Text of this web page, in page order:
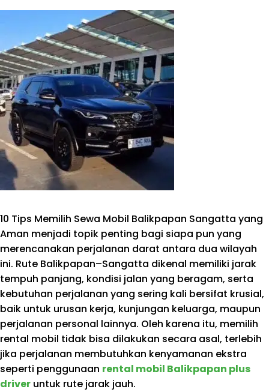
10 Tips Memilih Sewa Mobil Balikpapan Sangatta yang
Aman menjadi topik penting bagi siapa pun yang
merencanakan perjalanan darat antara dua wilayah
ini. Rute Balikpapan–Sangatta dikenal memiliki jarak
tempuh panjang, kondisi jalan yang beragam, serta
kebutuhan perjalanan yang sering kali bersifat krusial,
baik untuk urusan kerja, kunjungan keluarga, maupun
perjalanan personal lainnya. Oleh karena itu, memilih
rental mobil tidak bisa dilakukan secara asal, terlebih
jika perjalanan membutuhkan kenyamanan ekstra
seperti penggunaan rental mobil Balikpapan plus
driver untuk rute jarak jauh.